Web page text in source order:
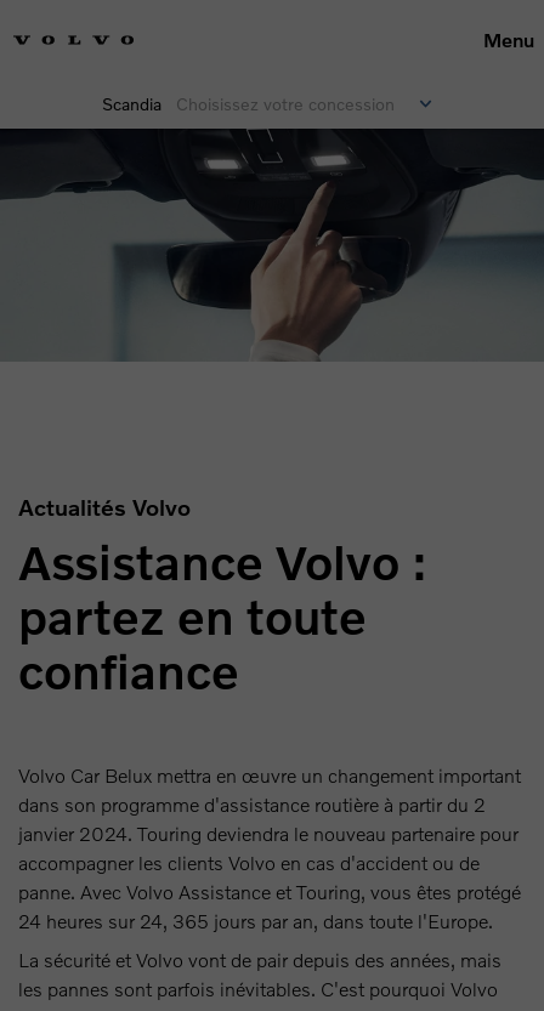
Menu
Scandia Choisissez votre concession
Actualités Volvo
Assistance Volvo :
partez en toute
confiance
Volvo Car Belux mettra en œuvre un changement important
dans son programme d'assistance routière à partir du 2
janvier 2024. Touring deviendra le nouveau partenaire pour
accompagner les clients Volvo en cas d'accident ou de
panne. Avec Volvo Assistance et Touring, vous êtes protégé
24 heures sur 24, 365 jours par an, dans toute l'Europe.
La sécurité et Volvo vont de pair depuis des années, mais
les pannes sont parfois inévitables. C'est pourquoi Volvo